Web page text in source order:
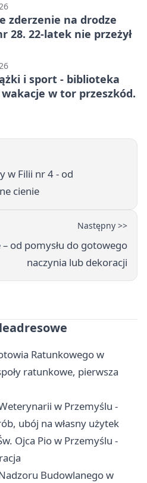
zderzenie na drodze
28. 22-latek nie przeżył
i sport - biblioteka
wakacje w tor przeszkód.
w Filii nr 4 - od
cienie
Następny >>
od pomysłu do gotowego
naczynia lub dekoracji
Ratunkowego w
ratunkowe, pierwsza
w Przemyślu -
ubój na własny użytek
Ojca Pio w Przemyślu -
Budowlanego w